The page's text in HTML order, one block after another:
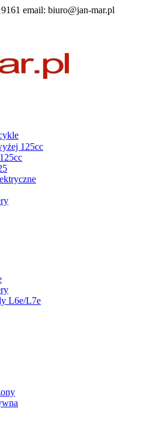
email: biuro@jan-mar.pl
125cc
L6e/L7e